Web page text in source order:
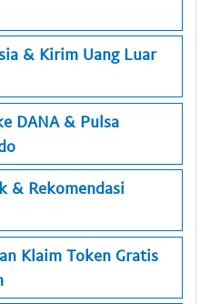
& Kirim Uang Luar
DANA & Pulsa
& Rekomendasi
Klaim Token Gratis